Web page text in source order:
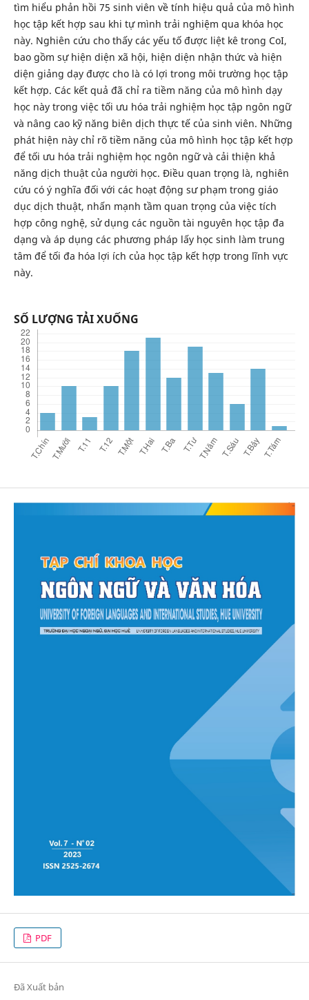
tìm hiểu phản hồi 75 sinh viên về tính hiệu quả của mô hình
học tập kết hợp sau khi tự mình trải nghiệm qua khóa học
này. Nghiên cứu cho thấy các yếu tố được liệt kê trong CoI,
bao gồm sự hiện diện xã hội, hiện diện nhận thức và hiện
diện giảng dạy được cho là có lợi trong môi trường học tập
kết hợp. Các kết quả đã chỉ ra tiềm năng của mô hình dạy
học này trong việc tối ưu hóa trải nghiệm học tập ngôn ngữ
và nâng cao kỹ năng biên dịch thực tế của sinh viên. Những
phát hiện này chỉ rõ tiềm năng của mô hình học tập kết hợp
để tối ưu hóa trải nghiệm học ngôn ngữ và cải thiện khả
năng dịch thuật của người học. Điều quan trọng là, nghiên
cứu có ý nghĩa đối với các hoạt động sư phạm trong giáo
dục dịch thuật, nhấn mạnh tầm quan trọng của việc tích
hợp công nghệ, sử dụng các nguồn tài nguyên học tập đa
dạng và áp dụng các phương pháp lấy học sinh làm trung
tâm để tối đa hóa lợi ích của học tập kết hợp trong lĩnh vực
này.
SỐ LƯỢNG TẢI XUỐNG
PDF
Đã Xuất bản